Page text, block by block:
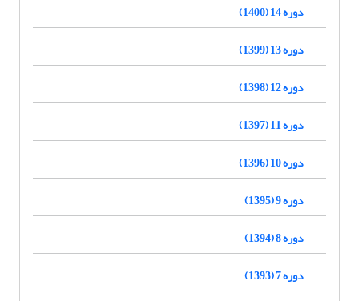
دوره 14 (1400)
دوره 13 (1399)
دوره 12 (1398)
دوره 11 (1397)
دوره 10 (1396)
دوره 9 (1395)
دوره 8 (1394)
دوره 7 (1393)